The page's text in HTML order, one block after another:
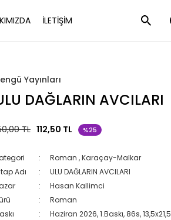
İLETİŞİM
Yayınları
DAĞLARIN AVCILARI
TL 112,50 TL %25
Roman ,Karaçay-Malkar
Adı
ULU DAĞLARIN AVCILARI
Hasan Kallimci
Roman
Haziran 2026, 1.Baskı, 86s, 13,5x21,5